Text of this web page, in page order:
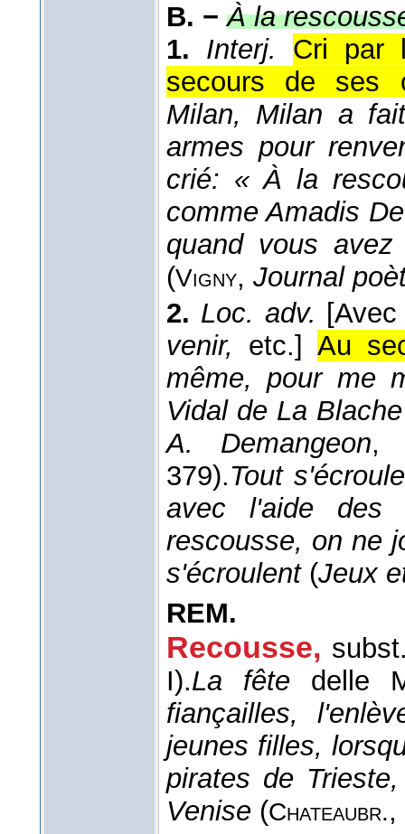
B. − À la
1. Interj.
Cri par
secours de ses
Milan, Milan a
armes pour
crié: « À la
comme Amadis
quand vous
(Vigny, Journal
2. Loc. adv.
venir,
etc.] Au
même, pour me
Vidal de La
A. Demangeon,
379).Tout
avec l'aide des
rescousse, on ne
s'écroulent(Jeux
REM.
Recousse,
I).La fête delle
fiançailles,
jeunes filles,
pirates de
Venise (Chateaubr.,